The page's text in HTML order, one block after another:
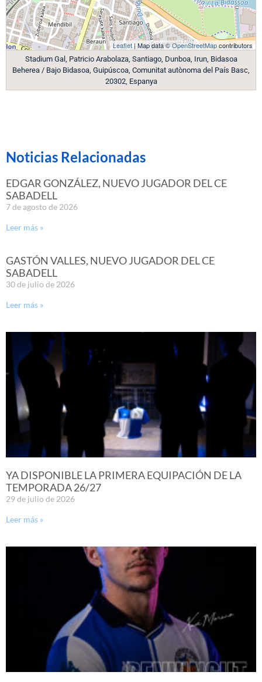
Leaflet| Map data ©OpenStreetMapcontributors
Stadium Gal, Patricio Arabolaza, Santiago, Dunboa, Irun, Bidasoa
Beherea / Bajo Bidasoa, Guipúscoa, Comunitat autònoma del País Basc,
20302, Espanya
Noticias Relacionadas
EDGAR GONZÁLEZ, NUEVO JUGADOR DEL CE
SABADELL
7 de agosto de 2026
Leer más »
GASTÓN VALLES, NUEVO JUGADOR DEL CE
SABADELL
30 de julio de 2026
Leer más »
YA DISPONIBLE LA PRIMERA EQUIPACIÓN DE LA
TEMPORADA 26/27
29 de julio de 2026
Leer más »